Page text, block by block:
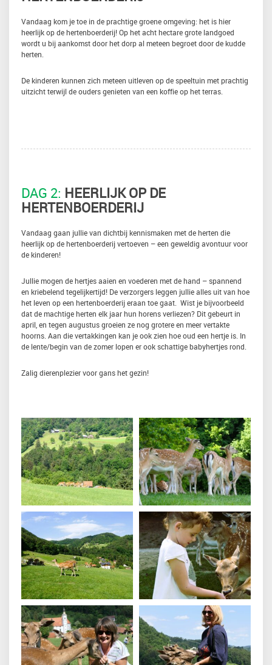
Vandaag kom je toe in de prachtige groene omgeving: het is hier
heerlijk op de hertenboerderij! Op het acht hectare grote landgoed
wordt u bij aankomst door het dorp al meteen begroet door de kudde
herten.
De kinderen kunnen zich meteen uitleven op de speeltuin met prachtig
uitzicht terwijl de ouders genieten van een koffie op het terras.
DAG 2: HEERLIJK OP DE
HERTENBOERDERIJ
Vandaag gaan jullie van dichtbij kennismaken met de herten die
heerlijk op de hertenboerderij vertoeven – een geweldig avontuur voor
de kinderen!
Jullie mogen de hertjes aaien en voederen met de hand – spannend
en kriebelend tegelijkertijd! De verzorgers leggen jullie alles uit van hoe
het leven op een hertenboerderij eraan toe gaat. Wist je bijvoorbeeld
dat de machtige herten elk jaar hun horens verliezen? Dit gebeurt in
april, en tegen augustus groeien ze nog grotere en meer vertakte
hoorns. Aan die vertakkingen kan je ook zien hoe oud een hertje is. In
de lente/begin van de zomer lopen er ook schattige babyhertjes rond.
Zalig dierenplezier voor gans het gezin!